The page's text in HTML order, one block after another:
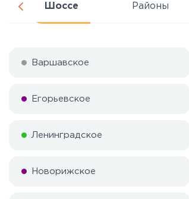
Шоссе Районы
Варшавское
Егорьевское
Ленинградское
Новорижское